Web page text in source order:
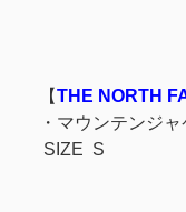
【THE NORTH
・マウンテンジ
SIZE S